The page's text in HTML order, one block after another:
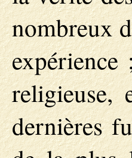
nombreux
expérience
religieuse,
dernières